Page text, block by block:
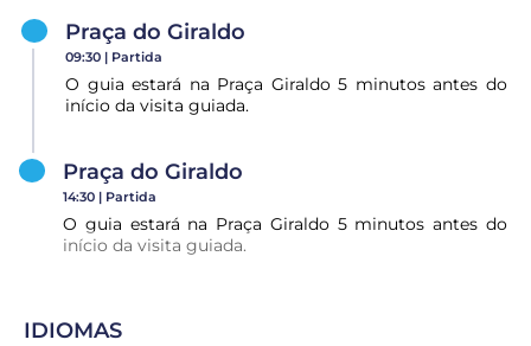
Praça do Giraldo
09:30 | Partida
O guia estará na Praça Giraldo 5 minutos antes do
início da visita guiada.
Praça do Giraldo
14:30 | Partida
O guia estará na Praça Giraldo 5 minutos antes do
início da visita guiada.
IDIOMAS